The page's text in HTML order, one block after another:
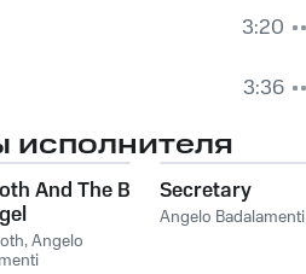
3:20
3:36
исполнителя
And The Bad
,Angelo
Secretary
Angelo Badalamenti